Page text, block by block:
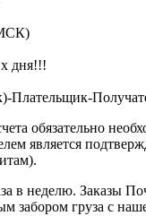
МСК)
дня!!!
Плательщик-
обязательно
является
в неделю. Заказы
забором груза с